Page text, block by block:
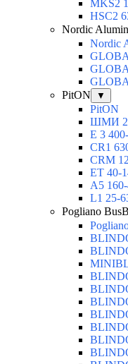
MKS2
HSC2
Nordic
Nordic
PitON
▼
PitON
ШМИ
Е 3
CR1
CRM
ЕТ 40-
А5
L1 25-
Pogliano